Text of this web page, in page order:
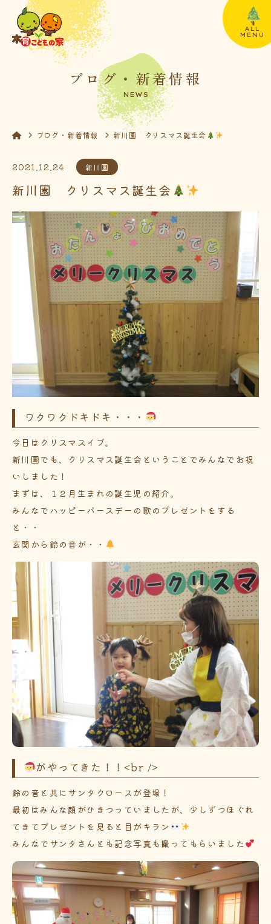
ALL
MENU
ブログ・新着情報
NEWS
ブログ・新着情報 新川園 クリスマス誕生会
2021.12.24 新川園
新川園 クリスマス誕生会
ワクワクドキドキ・・・
今日はクリスマスイブ。
新川園でも、クリスマス誕生会ということでみんなでお祝
いしました！
まずは、１２月生まれの誕生児の紹介。
みんなでハッピーバースデーの歌のプレゼントをする
と・・
玄関から鈴の音が・・
がやってきた！！<br />
鈴の音と共にサンタクロースが登場！
最初はみんな顔がひきつっていましたが、少しずつほぐれ
てきてプレゼントを見ると目がキラン
みんなでサンタさんとも記念写真も撮ってもらいました